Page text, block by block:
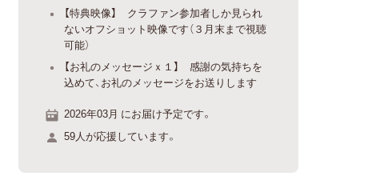
【特典映像】 クラファン参加者しか見られ
ないオフショット映像です（３月末まで視聴
可能）
【お礼のメッセージｘ１】 感謝の気持ちを
込めて、お礼のメッセージをお送りします
2026年03月 にお届け予定です。
59人が応援しています。